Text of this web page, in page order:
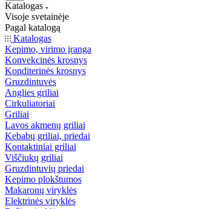
Katalogas
Visoje svetainėje
Pagal katalogą
Katalogas
Kepimo, virimo įranga
Konvekcinės krosnys
Konditerinės krosnys
Gruzdintuvės
Anglies griliai
Cirkuliatoriai
Griliai
Lavos akmenų griliai
Kebabų griliai, priedai
Kontaktiniai griliai
Viščiukų griliai
Gruzdintuvių priedai
Kepimo plokštumos
Makaronų viryklės
Elektrinės viryklės